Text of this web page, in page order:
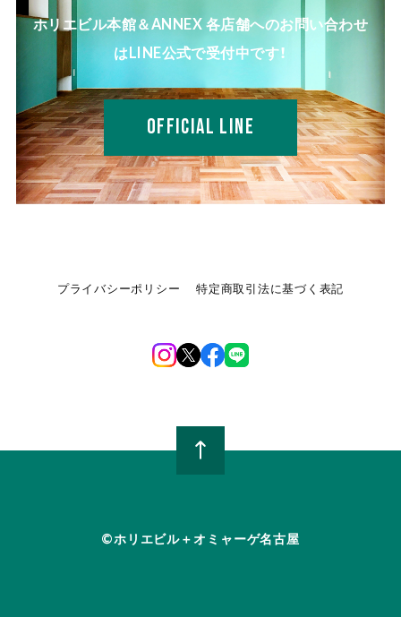
ホリエビル本館＆ANNEX 各店舗へのお問い合わせ
はLINE公式で受付中です！
OFFICIAL LINE
プライバシーポリシー 特定商取引法に基づく表記
©︎ホリエビル＋オミャーゲ名古屋